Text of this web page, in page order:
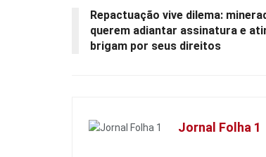
Repactuação vive dilema:
querem adiantar assinatura e
brigam por seus direitos
Jornal Folha 1